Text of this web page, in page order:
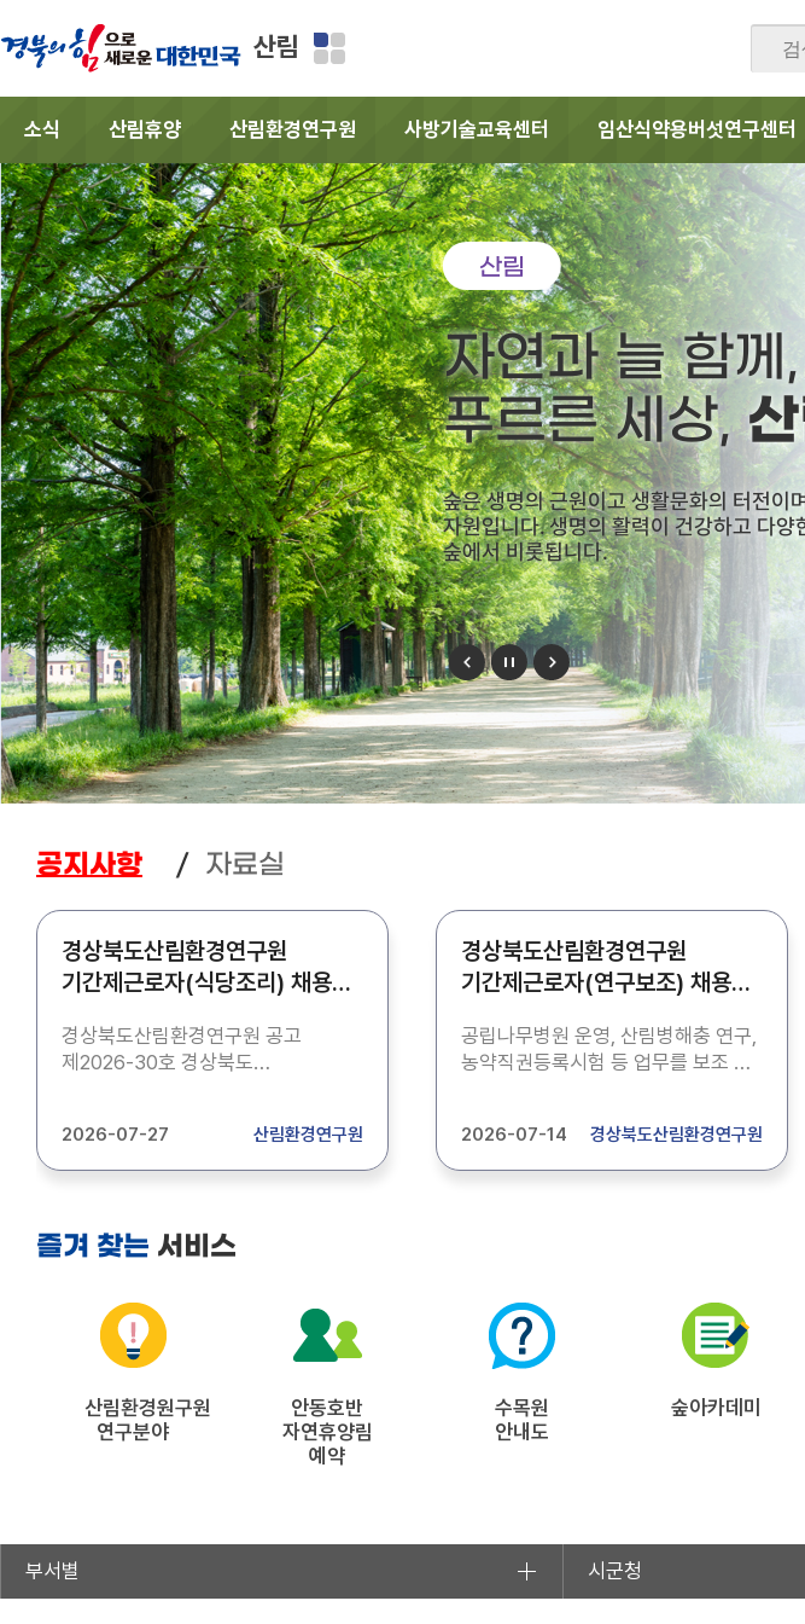
산림
소식 산림휴양 산림환경연구원 사방기술교육센터 임산식약용버섯연구센터
산림
자연과 늘 함께,
푸르른 세상,
숲은 생명의 근원이고 생활문화의 터전이
자원입니다. 생명의 활력이 건강하고 다양
숲에서 비롯됩니다.
공지사항
경상북도산림환경연구원
기간제근로자(식당조리) 채용
경상북도산림환경연구원 공고
제2026-30호 경상북도
공고합니다. 1. 채용인원 : 1명 2.
주요업무 : 식당조리 3. 근무기간 :
8. 3.(월) 5. 접수방법 : 방문접수,
산림환경연구원 1층 관리운영과(경북
경주시 통일로 367) 자세한 사항은
공고문(첨부파일)을 참조하시기
2026-07-27 산림환경연구원
경상북도산림환경연구원
기간제근로자(연구보조) 채용
공립나무병원 운영, 산림병해충 연구,
농약직권등록시험 등 업무를 보조 할
바랍니다.
2026-07-14 경상북도산림환경연구원
자료실
즐겨 찾는 서비스
산림환경원구원
연구분야
안동호반
자연휴양림
예약
수목원
안내도
숲아카데미
부서별 시군청